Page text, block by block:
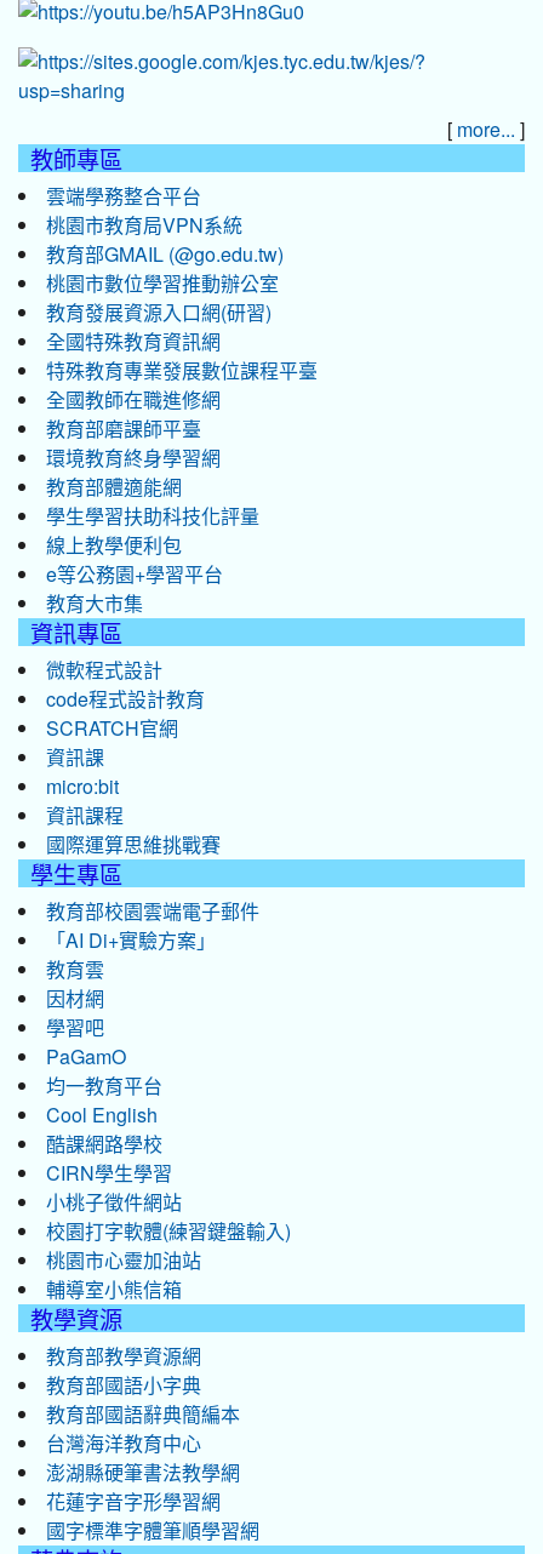
[ more... ]
教師專區
雲端學務整合平台
桃園市教育局VPN系統
教育部GMAIL (@go.edu.tw)
桃園市數位學習推動辦公室
教育發展資源入口網(研習)
全國特殊教育資訊網
特殊教育專業發展數位課程平臺
全國教師在職進修網
教育部磨課師平臺
環境教育終身學習網
教育部體適能網
學生學習扶助科技化評量
線上教學便利包
e等公務園+學習平台
教育大市集
資訊專區
微軟程式設計
code程式設計教育
SCRATCH官網
資訊課
micro:bit
資訊課程
國際運算思維挑戰賽
學生專區
教育部校園雲端電子郵件
「AI Di+實驗方案」
教育雲
因材網
學習吧
PaGamO
均一教育平台
Cool English
酷課網路學校
CIRN學生學習
小桃子徵件網站
校園打字軟體(練習鍵盤輸入)
桃園市心靈加油站
輔導室小熊信箱
教學資源
教育部教學資源網
教育部國語小字典
教育部國語辭典簡編本
台灣海洋教育中心
澎湖縣硬筆書法教學網
花蓮字音字形學習網
國字標準字體筆順學習網